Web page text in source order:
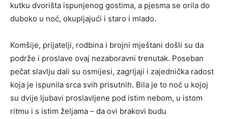
kutku dvorišta ispunjenog gostima, a pjesma se orila do
duboko u noć, okupljajući i staro i mlado.
Komšije, prijatelji, rodbina i brojni mještani došli su da
podrže i proslave ovaj nezaboravni trenutak. Poseban
pečat slavlju dali su osmijesi, zagrljaji i zajednička radost
koja je ispunila srca svih prisutnih. Bila je to noć u kojoj
su dvije ljubavi proslavljene pod istim nebom, u istom
ritmu i s istim željama – da ovi brakovi budu